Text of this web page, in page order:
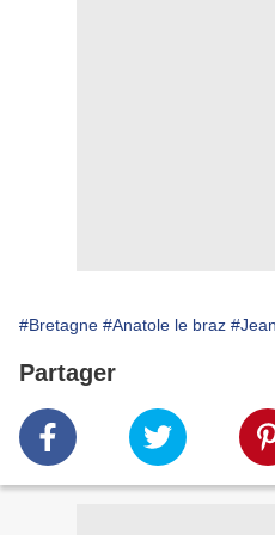
#Bretagne #Anatole le braz
Partager